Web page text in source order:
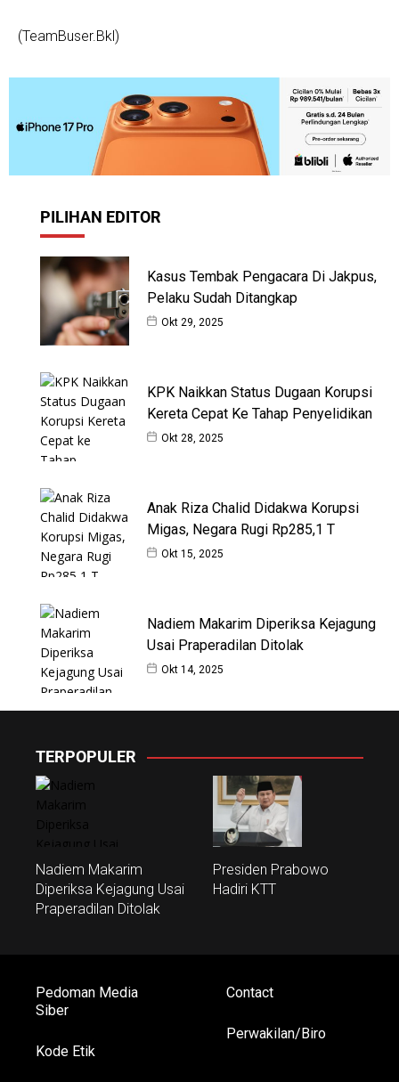
(TeamBuser.Bkl)
PILIHAN EDITOR
Kasus Tembak Pengacara Di Jakpus,
Pelaku Sudah Ditangkap
Okt 29, 2025
KPK Naikkan Status Dugaan Korupsi
Kereta Cepat Ke Tahap Penyelidikan
Okt 28, 2025
Anak Riza Chalid Didakwa Korupsi
Migas, Negara Rugi Rp285,1 T
Okt 15, 2025
Nadiem Makarim Diperiksa Kejagung
Usai Praperadilan Ditolak
Okt 14, 2025
TERPOPULER
Nadiem Makarim
Diperiksa Kejagung Usai
Praperadilan Ditolak
Presiden Prabowo
Hadiri KTT
Pedoman Media
Siber
Kode Etik
Contact
Perwakilan/Biro